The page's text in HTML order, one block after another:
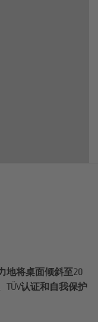
地将桌面倾斜至20
TÜV认证和自我保护